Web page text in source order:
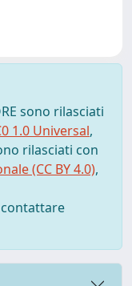
sono rilasciati
1.0 Universal,
rilasciati con
(CC BY 4.0),